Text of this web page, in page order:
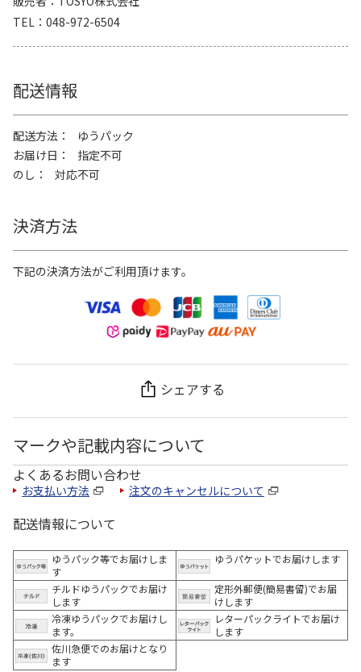
TEL
048-972-6504
配送情報
配送方法
ゆうパック
お届け日
指定不可
のし
対応不可
決済方法
下記の決済方法がご利用頂けます。
シェアする
マークや記載内容について
よくあるお問い合わせ
お支払い方法 注文のキャンセルについて
配送情報について
ゆうパック等でお届けしま
す
ゆうパケットでお届けします
チルドゆうパックでお届け
します
定形外郵便(簡易書留)でお届
けします
冷凍ゆうパックでお届けし
ます。
レターパックライトでお届け
します
佐川急便でのお届けとなり
ます